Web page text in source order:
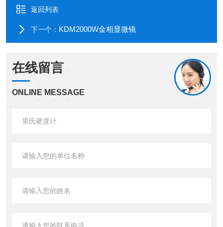
返回列表
下一个： KDM2000W金相显微镜
在线留言
ONLINE MESSAGE